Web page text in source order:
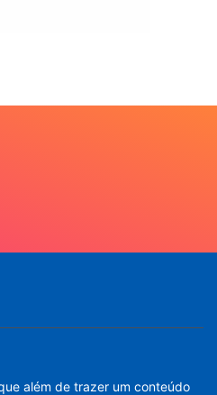
além de trazer um conteúdo